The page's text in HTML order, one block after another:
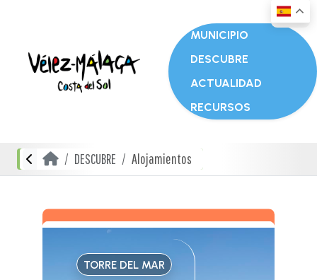
MUNICIPIO
DESCUBRE
ACTUALIDAD
RECURSOS
DESCUBRE Alojamientos
TORRE DEL MAR